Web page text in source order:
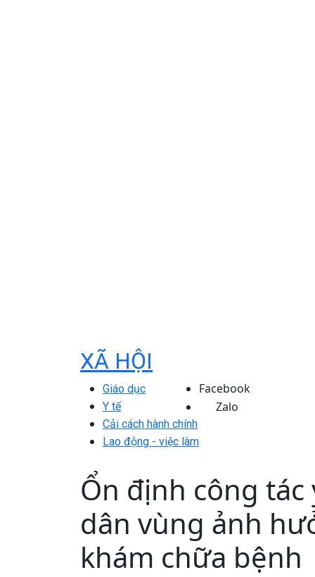
XÃ HỘI
Giáo dục
Y tế
Cải cách hành chính
Lao động - việc làm
Facebook
Zalo
Ổn định công
dân vùng ảnh
khám chữa bệnh